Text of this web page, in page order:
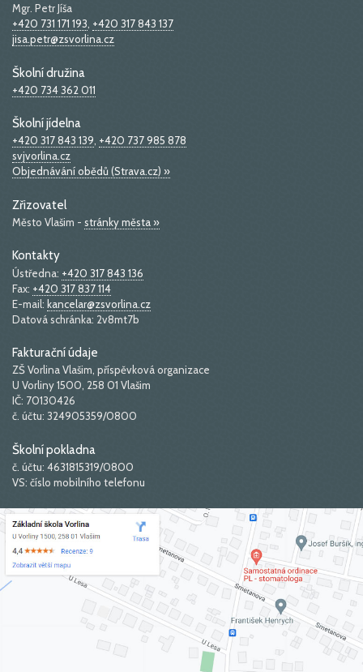
Mgr. Petr Jíša
+420 731 171 193, +420 317 843 137
jisa.petr@zsvorlina.cz
Školní družina
+420 734 362 011
Školní jídelna
+420 317 843 139, +420 737 985 878
svjvorlina.cz
Objednávání obědů (Strava.cz) »
Zřizovatel
Město Vlašim - stránky města »
Kontakty
Ústředna: +420 317 843 136
Fax: +420 317 837 114
E-mail: kancelar@zsvorlina.cz
Datová schránka: 2v8mt7b
Fakturační údaje
ZŠ Vorlina Vlašim, příspěvková organizace
U Vorliny 1500, 258 01 Vlašim
IČ: 70130426
č. účtu: 324905359/0800
Školní pokladna
č. účtu: 4631815319/0800
VS: číslo mobilního telefonu